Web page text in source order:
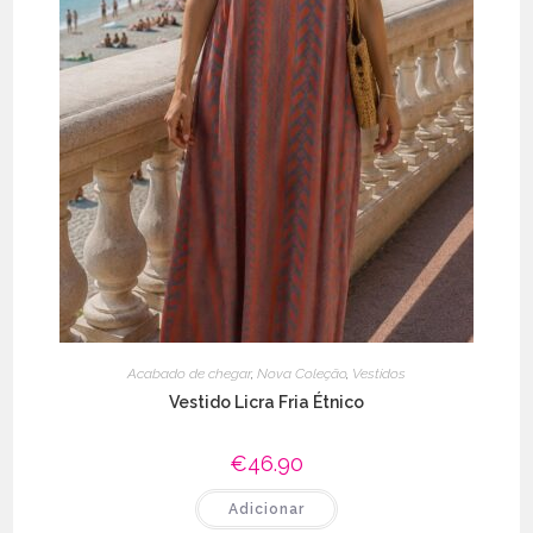
Acabado de chegar, Nova Coleção, Vestidos
Vestido Licra Fria Étnico
€46.90
Adicionar